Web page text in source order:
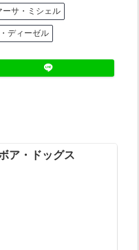
ーサ・ミシェル
ディーゼル
ア・ドッグス